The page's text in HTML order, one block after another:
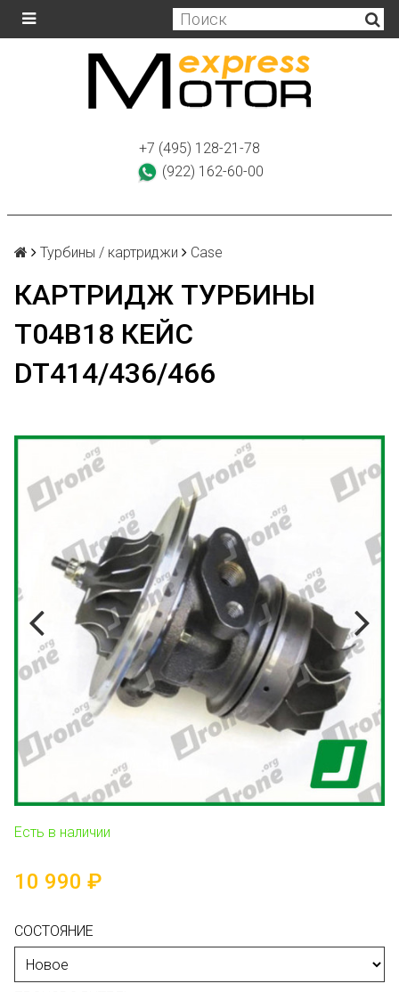
+7 (495) 128-21-78
(922) 162-60-00
Турбины / картриджи Case
КАРТРИДЖ ТУРБИНЫ
T04B18 КЕЙС
DT414/436/466
Есть в наличии
10 990 ₽
СОСТОЯНИЕ